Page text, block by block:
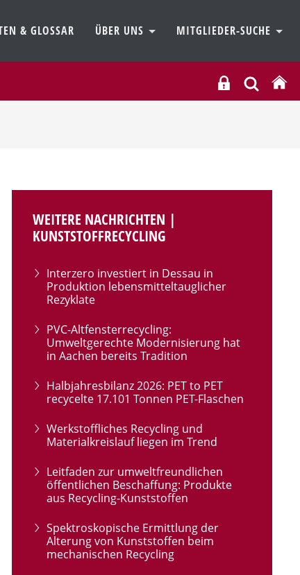
& GLOSSAR ÜBER UNS MITGLIEDER-SUCHE
WEITERE NACHRICHTEN |
KUNSTSTOFFRECYCLING
Interzero investiert in Dessau in
Produktion lebensmitteltauglicher
Rezyklate
PVC-Altfensterrecycling:
Umweltgerechte Modernisierung hat
in Aachen bereits Tradition
Halbjahresbilanz 2026: PET to PET
recycelte 17.101 Tonnen PET-Flaschen
Werkstoffliches Recycling und
Materialkreislauf liegen im Trend
Leitfaden zur umweltfreundlichen
öffentlichen Beschaffung: Produkte
aus Recycling-Kunststoffen
Spektroskopische Ermittlung der
Alterung von Kunststoffen beim
mechanischen Recycling